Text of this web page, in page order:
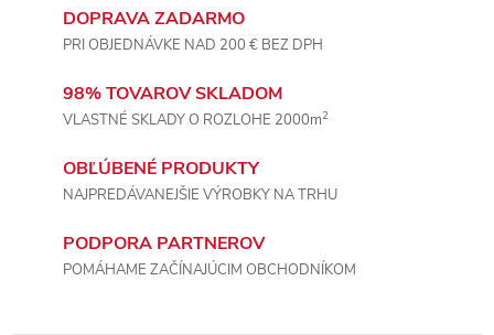
DOPRAVA ZADARMO
PRI OBJEDNÁVKE NAD 200 € BEZ DPH
98% TOVAROV SKLADOM
VLASTNÉ SKLADY O ROZLOHE 2000m2
OBĽÚBENÉ PRODUKTY
NAJPREDÁVANEJŠIE VÝROBKY NA TRHU
PODPORA PARTNEROV
POMÁHAME ZAČÍNAJÚCIM OBCHODNÍKOM